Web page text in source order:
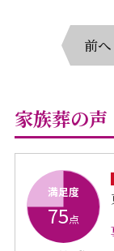
前へ
家族葬の声
満足度
75点